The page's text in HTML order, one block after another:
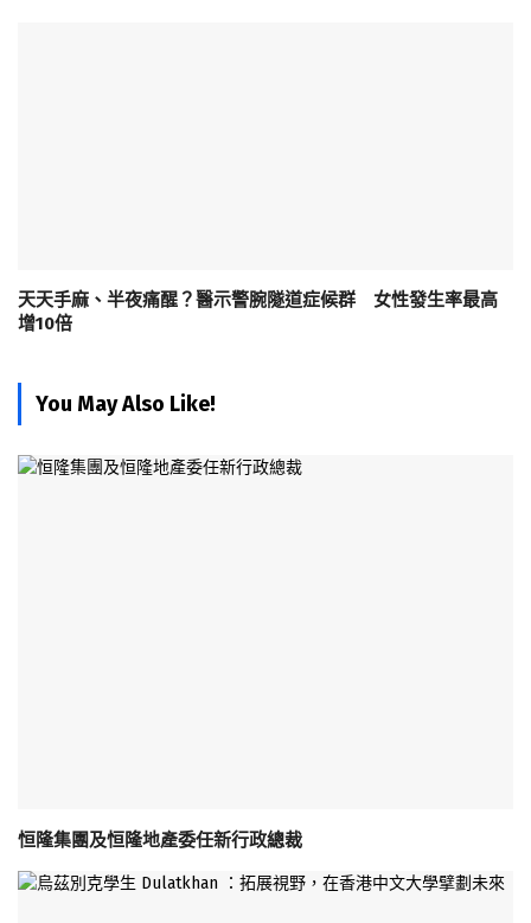
天天手麻、半夜痛醒？醫示警腕隧道症候群 女性發生率最高
增10倍
You May Also Like!
恒隆集團及恒隆地產委任新行政總裁